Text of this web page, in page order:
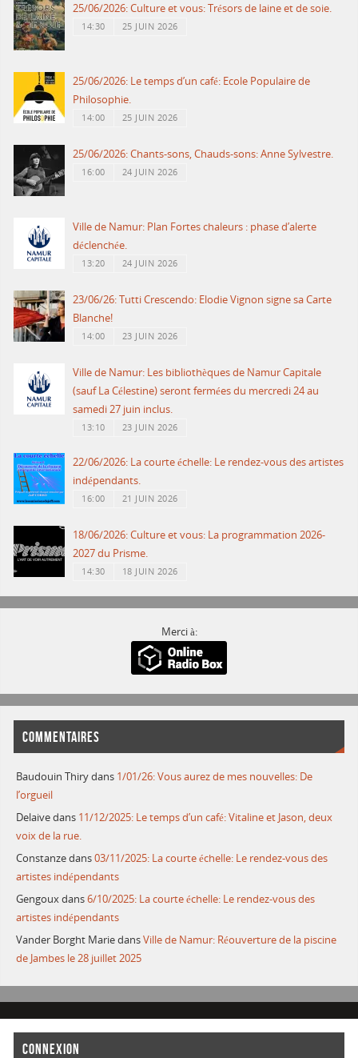
25/06/2026: Culture et vous: Trésors de laine et de soie.
14:30 25 JUIN 2026
25/06/2026: Le temps d’un café: Ecole Populaire de
Philosophie.
14:00 25 JUIN 2026
25/06/2026: Chants-sons, Chauds-sons: Anne Sylvestre.
16:00 24 JUIN 2026
Ville de Namur: Plan Fortes chaleurs : phase d’alerte
déclenchée.
13:20 24 JUIN 2026
23/06/26: Tutti Crescendo: Elodie Vignon signe sa Carte
Blanche!
14:00 23 JUIN 2026
Ville de Namur: Les bibliothèques de Namur Capitale
(sauf La Célestine) seront fermées du mercredi 24 au
samedi 27 juin inclus.
13:10 23 JUIN 2026
22/06/2026: La courte échelle: Le rendez-vous des artistes
indépendants.
16:00 21 JUIN 2026
18/06/2026: Culture et vous: La programmation 2026-
2027 du Prisme.
14:30 18 JUIN 2026
Merci à:
COMMENTAIRES
Baudouin Thirydans 1/01/26: Vous aurez de mes nouvelles: De
l’orgueil
Delaivedans 11/12/2025: Le temps d’un café: Vitaline et Jason, deux
voix de la rue.
Constanzedans03/11/2025: La courte échelle: Le rendez-vous des
artistes indépendants
Gengouxdans6/10/2025: La courte échelle: Le rendez-vous des
artistes indépendants
Vander Borght MariedansVille de Namur: Réouverture de la piscine
de Jambes le 28 juillet 2025
CONNEXION